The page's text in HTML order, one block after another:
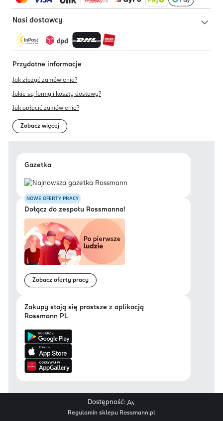
Nasi dostawcy
Przydatne informacje
Jak złożyć zamówienie?
Jakie są formy i koszty dostawy?
Jak opłacić zamówienie?
Zobacz więcej
Gazetka
NOWE OFERTY PRACY
Dołącz do zespołu Rossmanna!
Zobacz oferty pracy
Zakupy stają się prostsze z aplikacją
Rossmann PL
Dostępność:
Regulamin sklepu Rossmann.pl